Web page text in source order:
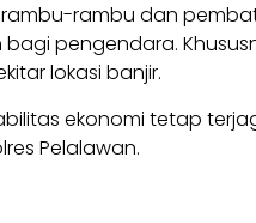
rambu-rambu dan
pengendara.
lokasi banjir.
ekonomi tetap
Pelalawan.